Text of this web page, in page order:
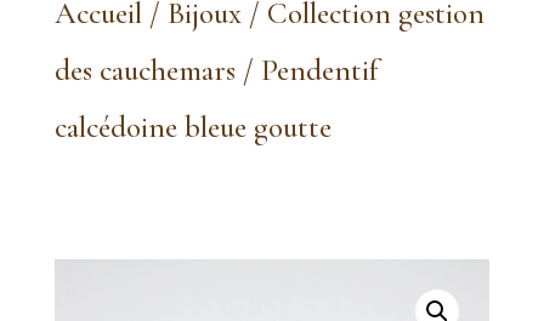
Accueil/ Bijoux/ Collection gestion
des cauchemars / Pendentif
calcédoine bleue goutte